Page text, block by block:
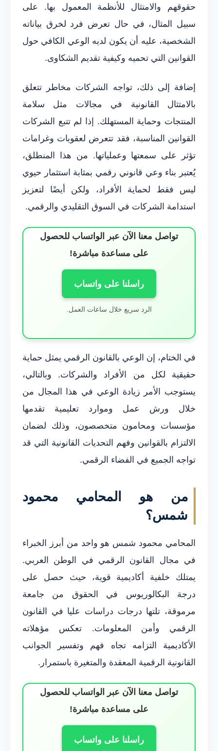
حقوقهم والامتثال للأنظمة المعمول بها. على
سبيل المثال، في حال تعرض فرد لخرق بياناته
الشخصية، عليه أن يكون لديه الوعي الكافي حول
القوانين التي تحميه وكيفية تقديم الشكاوى.
إضافة إلى ذلك، تواجه الشركات مخاطر تتعلق
بالامتثال القانونية في مجالات مثل سلامة
المنتجات وحماية المستهلك. إذا لم تتبع الشركات
القوانين المناسبة، فقد تتعرض لعقوبات وغرامات
تؤثر على سمعتها وعملياتها. من هذا المنطلق،
يُعتبر بناء وعي قانوني رقمي بمثابة استثمار حيوي
ليس فقط لحماية الأفراد، ولكن أيضًا لتعزيز
استدامة الشركات في السوق التقليدي والرقمي.
تواصل معنا الآن عبر الواتساب للحصول
على مساعدة مباشرة!
راسلنا على واتساب
الرد سريع خلال ساعات العمل.
في الختام، إن الوعي بالقانون الرقمي يمثل حماية
حقيقية لكل من الأفراد والشركات. وبالتالي،
يستوجب الأمر زيادة الوعي في هذا المجال من
خلال ورش عمل وموارد تعليمية تقدمها
مؤسسات ومحامون متخصصون، وذلك لضمان
الالتزام بالقوانين وفهم التحديات القانونية التي قد
تواجه الجميع في الفضاء الرقمي.
من هو المحامي محمود
شمس؟
المحامي محمود شمس هو واحد من أبرز الخبراء
في مجال القانون الرقمي في الوطن العربي.
يمتلك خلفية أكاديمية قوية، حيث حصل على
درجة البكالوريوس في الحقوق من جامعة
مرموقة، تلتها درجات دراسات عليا في القانون
الرقمي وأمن المعلومات. تعكس مؤهلاته
الأكاديمية التزامه تجاه فهم وتفسير الجوانب
القانونية الرقمية المعقدة والمتغيرة باستمرار.
تواصل معنا الآن عبر الواتساب للحصول
على مساعدة مباشرة!
راسلنا على واتساب